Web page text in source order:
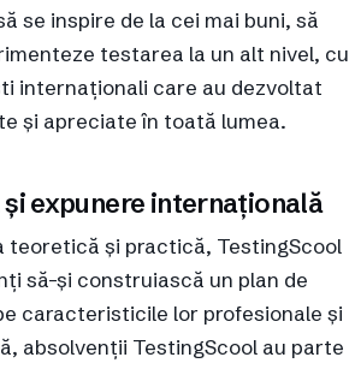
se inspire de la cei mai buni, să
testarea la un alt nivel, cu
internaționali care au dezvoltat
și apreciate în toată lumea.
expunere internațională
teoretică și practică, TestingScool
să-și construiască un plan de
caracteristicile lor profesionale și
absolvenții TestingScool au parte